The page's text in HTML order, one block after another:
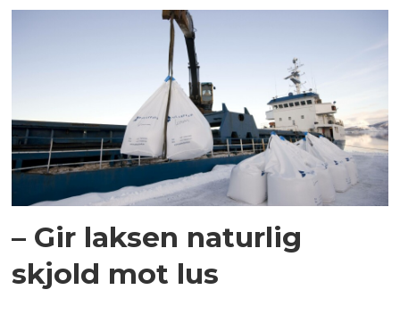
– Gir laksen naturlig
skjold mot lus